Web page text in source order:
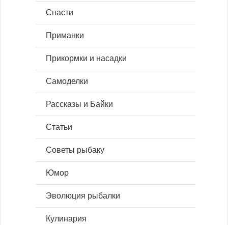
Снасти
Приманки
Прикормки и насадки
Самоделки
Рассказы и Байки
Статьи
Советы рыбаку
Юмор
Эволюция рыбалки
Кулинария